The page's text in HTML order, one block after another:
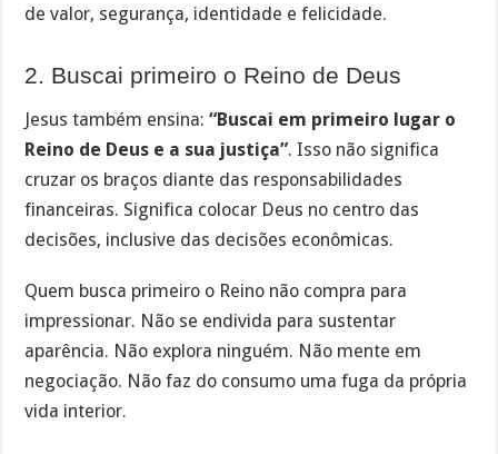
de valor, segurança, identidade e felicidade.
2. Buscai primeiro o Reino de Deus
Jesus também ensina:“Buscai em primeiro lugar o
Reino de Deus e a sua justiça”. Isso não significa
cruzar os braços diante das responsabilidades
financeiras. Significa colocar Deus no centro das
decisões, inclusive das decisões econômicas.
Quem busca primeiro o Reino não compra para
impressionar. Não se endivida para sustentar
aparência. Não explora ninguém. Não mente em
negociação. Não faz do consumo uma fuga da própria
vida interior.